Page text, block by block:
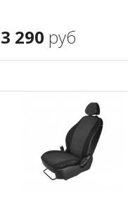
3 290 руб